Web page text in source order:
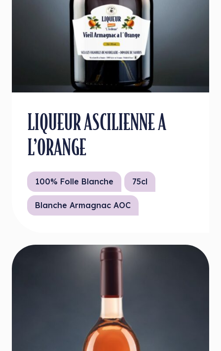
LIQUEUR ASCILIENNE A
L’ORANGE
100% Folle Blanche 75cl
Blanche Armagnac AOC